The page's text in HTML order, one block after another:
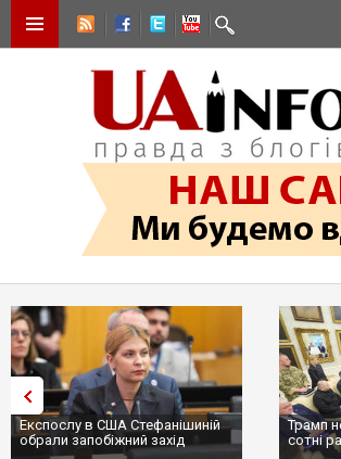
Експослу в США Стефанішиній
обрали запобіжний захід
Трамп
сотні
...